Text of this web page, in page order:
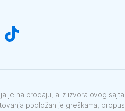
je na prodaju, a iz izvora ovog
podložan je greškama,